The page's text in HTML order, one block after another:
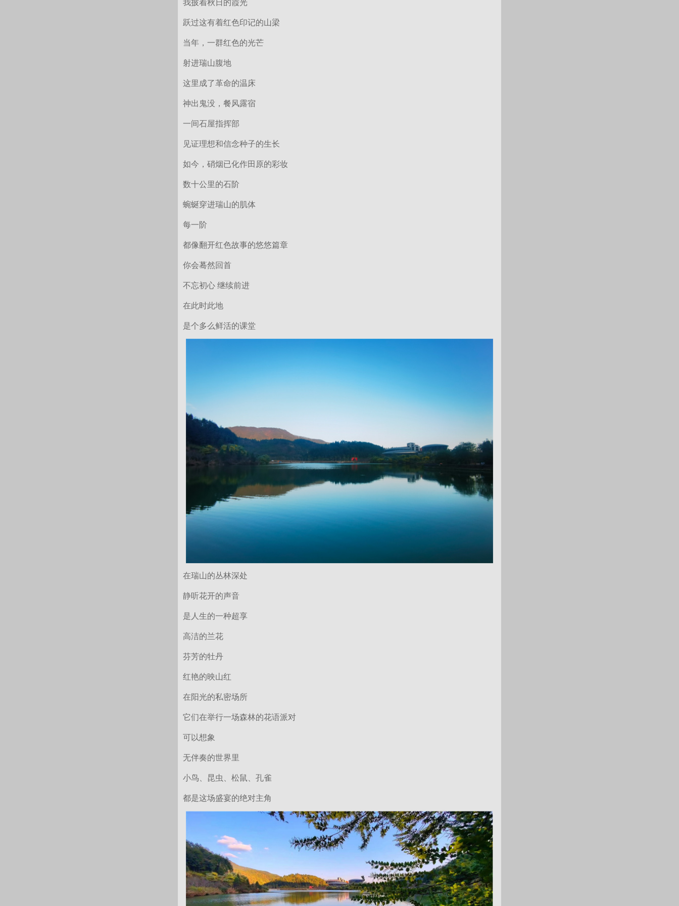
我披着秋日的霞光
跃过这有着红色印记的山梁
当年，一群红色的光芒
射进瑞山腹地
这里成了革命的温床
神出鬼没，餐风露宿
一间石屋指挥部
见证理想和信念种子的生长
如今，硝烟已化作田原的彩妆
数十公里的石阶
蜿蜒穿进瑞山的肌体
每一阶
都像翻开红色故事的悠悠篇章
你会蓦然回首
不忘初心 继续前进
在此时此地
是个多么鲜活的课堂
在瑞山的丛林深处
静听花开的声音
是人生的一种超享
高洁的兰花
芬芳的牡丹
红艳的映山红
在阳光的私密场所
它们在举行一场森林的花语派对
可以想象
无伴奏的世界里
小鸟、昆虫、松鼠、孔雀
都是这场盛宴的绝对主角